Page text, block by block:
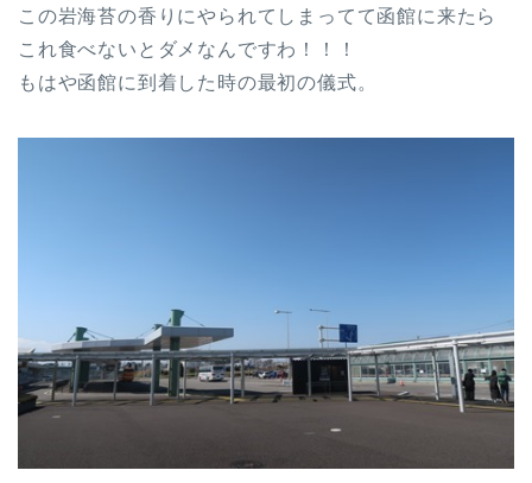
この岩海苔の香りにやられてしまってて函館に来たら
これ食べないとダメなんですわ！！！
もはや函館に到着した時の最初の儀式。